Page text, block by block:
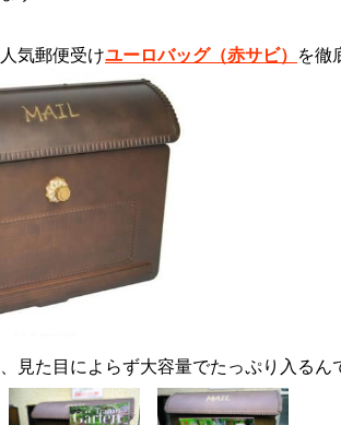
気郵便受けユーロバッグ（赤サビ） を徹
見た目によらず大容量でたっぷり入るん